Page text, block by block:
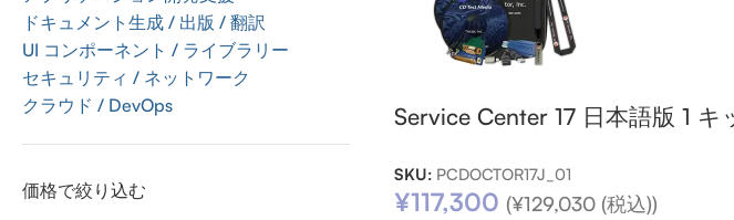
ドキュメント生成 / 出版 / 翻訳
UI コンポーネント / ライブラリー
セキュリティ / ネットワーク
クラウド / DevOps
価格で絞り込む
Service Center 17 日本語版 1 キ
SKU: PCDOCTOR17J_01
¥117,300 (¥129,030 (税込))